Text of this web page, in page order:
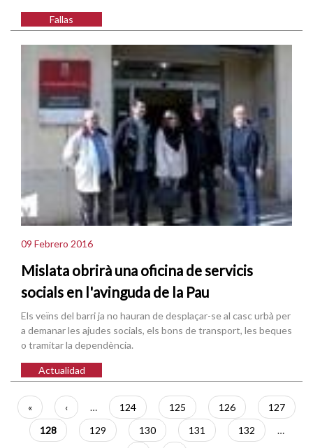
Fallas
09 Febrero 2016
Mislata obrirà una oficina de servicis
socials en l'avinguda de la Pau
Els veïns del barri ja no hauran de desplaçar-se al casc urbà per
a demanar les ajudes socials, els bons de transport, les beques
o tramitar la dependència.
Actualidad
Paginación
Primera
página
«
Página
anterior
‹ … Página
124 Página
125 Página
126 Página
127
Página
actual
128 Página
129 Página
130 Página
131 Página
132
…